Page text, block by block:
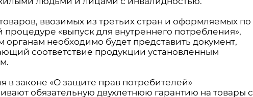
ввозимых из третьих стран и оформляемых по
«выпуск для внутреннего потребления»,
необходимо будет представить документ,
соответствие продукции установленным
в законе «О защите прав потребителей»
обязательную двухлетнюю гарантию на товары с